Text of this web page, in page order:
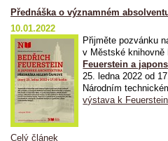
Přednáška o významném
10.01.2022
Přijměte pozvánku
v Městské knihovně
Feuerstein a
25. ledna 2022 od
Národním
výstava k
Celý článek